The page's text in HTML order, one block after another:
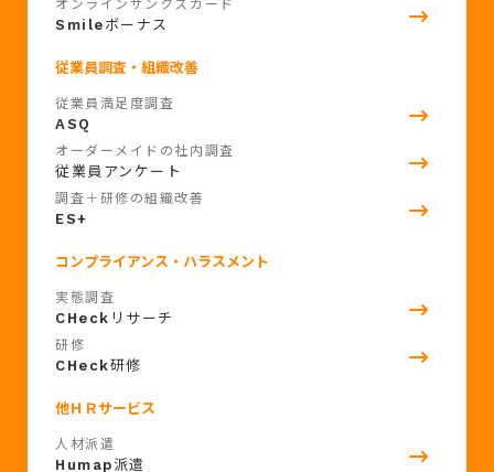
オンラインサンクスカード
Smile ボーナス
従業員調査・組織改善
従業員満足度調査
ASQ
オーダーメイドの社内調査
従業員アンケート
調査＋研修の組織改善
ES+
コンプライアンス・ハラスメント
実態調査
CHeck リサーチ
研修
CHeck研修
他ＨＲサービス
人材派遣
Humap 派遣